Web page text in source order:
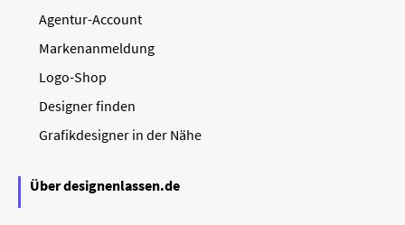
Agentur-Account
Markenanmeldung
Logo-Shop
Designer finden
Grafikdesigner in der Nähe
Über designenlassen.de